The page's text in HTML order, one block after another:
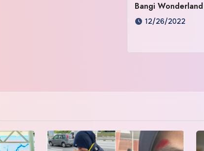
Bangi
12/26/2022